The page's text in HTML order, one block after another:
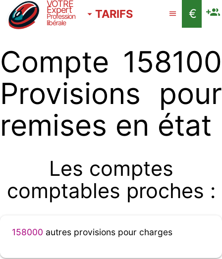
VOTRE
Expert
Profession
libérale
TARIFS €
Compte 158100
Provisions pour
remises en état
Les comptes
comptables proches :
158000 autres provisions pour charges